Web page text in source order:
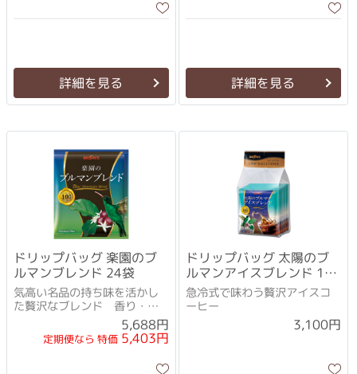
詳細を見る 詳細を見る
ドリップバッグ 楽園のブ
ルマンブレンド 24袋
気高い名品の持ち味を活かし
た贅沢なブレンド 香り・
味・コクの秀逸なバランス
5,688円
定期便なら 特価5,403円
ドリップバッグ 太陽のブ
ルマンアイスブレンド 10
袋
急冷式で味わう贅沢アイスコ
ーヒー
3,100円